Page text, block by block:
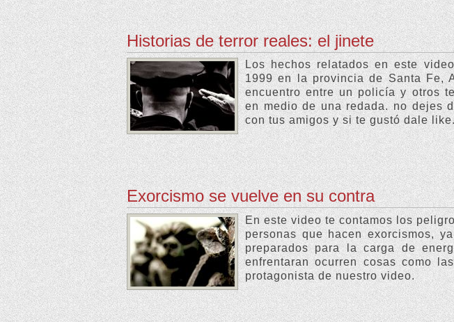
Historias de terror reales: el jinete
Los hechos relatados en este
1999 en la provincia de Santa Fe,
encuentro entre un policía y otros
en medio de una redada. no dejes
con tus amigos y si te gustó dale
Exorcismo se vuelve en su contra
En este video te contamos los
personas que hacen exorcismos,
preparados para la carga de
enfrentaran ocurren cosas como
protagonista de nuestro video.